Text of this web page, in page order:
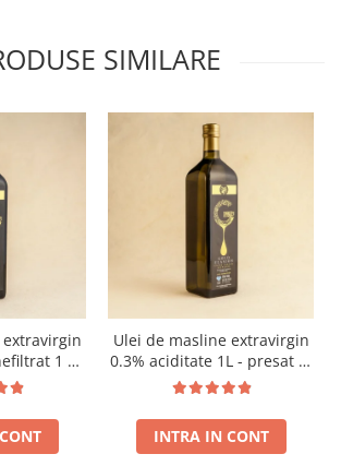
SIMILARE
1 L -
Ulei de masline extravirgin
0.3% aciditate 1L - presat la
rece RECOLTA NOUA
INTRA IN CONT